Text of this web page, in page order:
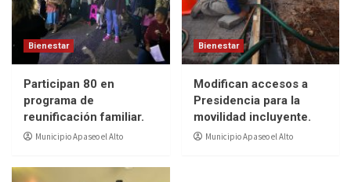
Bienestar
Participan 80 en
programa de
reunificación familiar.
Municipio Apaseo el Alto
Bienestar
Modifican accesos a
Presidencia para la
movilidad incluyente.
Municipio Apaseo el Alto